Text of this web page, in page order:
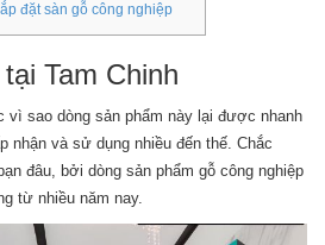
đặt sàn gỗ công nghiệp
Tam Chinh
vì sao dòng sản phẩm này lại được nhanh
nhận và sử dụng nhiều đến thế. Chắc
đâu, bởi dòng sản phẩm gỗ công nghiệp
từ nhiều năm nay.